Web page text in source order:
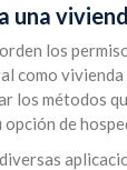
una
los
como
los métodos
de